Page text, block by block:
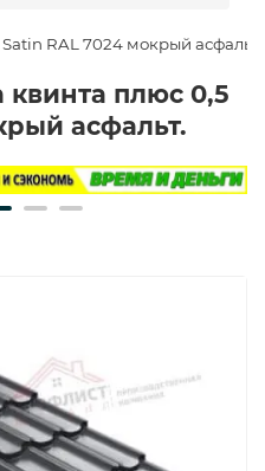
RAL 7024 мокрый асфальт.
плюс 0,5
асфальт.